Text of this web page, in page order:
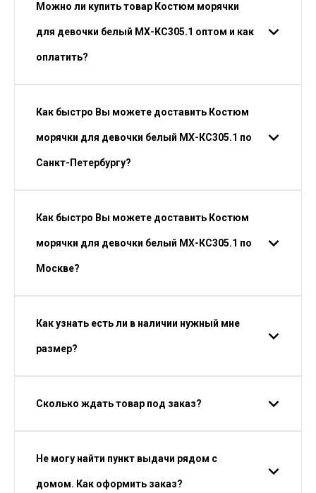
Можно ли купить товар Костюм морячки
для девочки белый МХ-КС305.1 оптом и как
оплатить?
Как быстро Вы можете доставить Костюм
морячки для девочки белый МХ-КС305.1 по
Санкт-Петербургу?
Как быстро Вы можете доставить Костюм
морячки для девочки белый МХ-КС305.1 по
Москве?
Как узнать есть ли в наличии нужный мне
размер?
Сколько ждать товар под заказ?
Не могу найти пункт выдачи рядом с
домом. Как оформить заказ?